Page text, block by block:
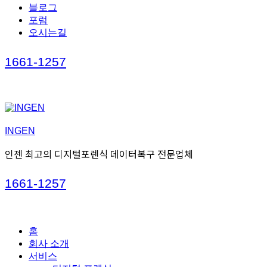
블로그
포럼
오시는길
Call
1661-1257
INGEN
인젠 최고의 디지털포렌식 데이터복구 전문업체
Call
1661-1257
홈
회사 소개
서비스